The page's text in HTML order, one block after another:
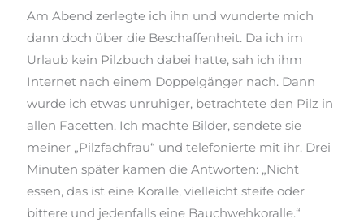
Am Abend zerlegte ich ihn und wunderte mich
dann doch über die Beschaffenheit. Da ich im
Urlaub kein Pilzbuch dabei hatte, sah ich ihm
Internet nach einem Doppelgänger nach. Dann
wurde ich etwas unruhiger, betrachtete den Pilz in
allen Facetten. Ich machte Bilder, sendete sie
meiner „Pilzfachfrau“ und telefonierte mit ihr. Drei
Minuten später kamen die Antworten: „Nicht
essen, das ist eine Koralle, vielleicht steife oder
bittere und jedenfalls eine Bauchwehkoralle.“